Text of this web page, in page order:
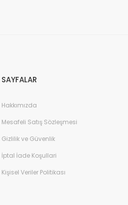
SAYFALAR
Hakkımızda
Mesafeli Satış Sözleşmesi
Gizlilik ve Güvenlik
İptal İade Koşullari
Kişisel Veriler Politikası